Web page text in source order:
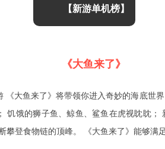
【新游单机榜】
《大鱼来了》
《大鱼来了》将带领你进入奇妙的海底世
饥饿的狮子鱼、鲸鱼、鲨鱼在虎视眈眈；
登食物链的顶峰。 《大鱼来了》能够满